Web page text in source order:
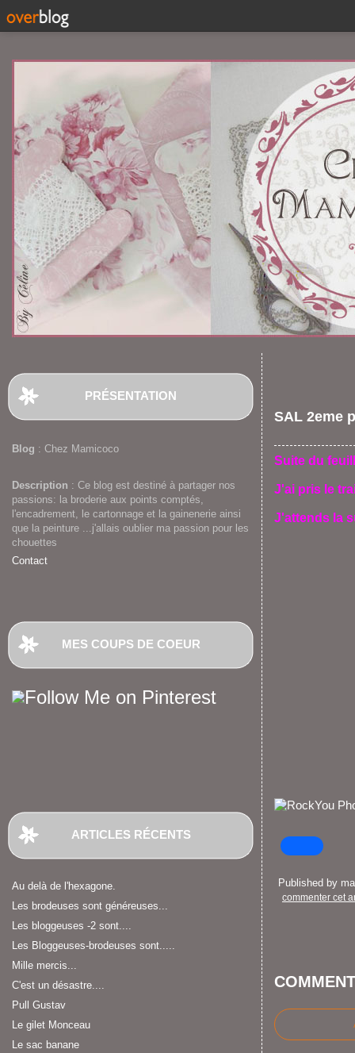
PRÉSENTATION
Blog : Chez Mamicoco
Description : Ce blog est destiné à partager nos
passions: la broderie aux points comptés,
l'encadrement, le cartonnage et la gainenerie ainsi
que la peinture ...j'allais oublier ma passion pour les
chouettes
Contact
MES COUPS DE COEUR
ARTICLES RÉCENTS
Au delà de l'hexagone.
Les brodeuses sont généreuses...
Les bloggeuses -2 sont....
Les Bloggeuses-brodeuses sont.....
Mille mercis...
C'est un désastre....
Pull Gustav
Le gilet Monceau
Le sac banane
SAL 2eme
Suite du
J'ai pris le
J'attends la
Published by
commenter cet